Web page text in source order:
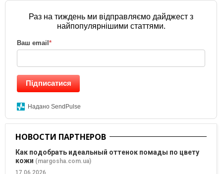
Раз на тиждень ми відправляємо дайджест з
найпопулярнішими статтями.
Ваш email *
Підписатися
Надано SendPulse
НОВОСТИ ПАРТНЕРОВ
Как подобрать идеальный оттенок помады по цвету
кожи (margosha.com.ua)